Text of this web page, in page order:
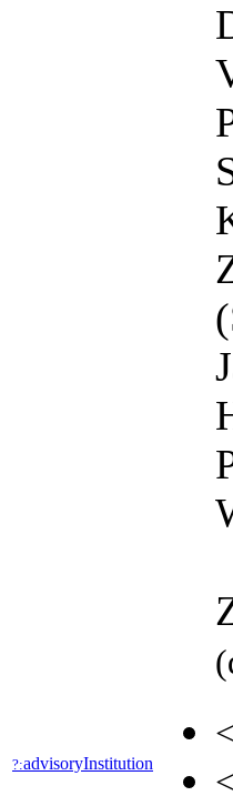
?:advisoryInstitution
<
<